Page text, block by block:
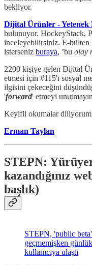
bekliyor.
Dijital Ürünler - Yetenek
bulunuyor. HockeyStack,
inceleyebilirsiniz. E-bülten
isterseniz buraya, ’bu olay
2200 kişiye gelen Dijital
etmesi için #115'i sosyal
ilgisini çekeceğini
'forward' etmeyi
Keyifli okumalar
Erman Taylan
STEPN:
kazandığınız
başlık)
STEPN, 'public
geçmemişken
kullanıcıya ulaştı